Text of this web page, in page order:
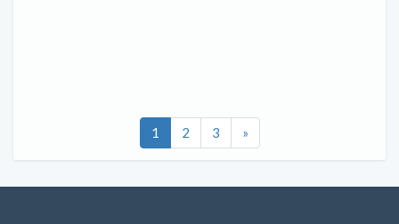
1 2 3 »